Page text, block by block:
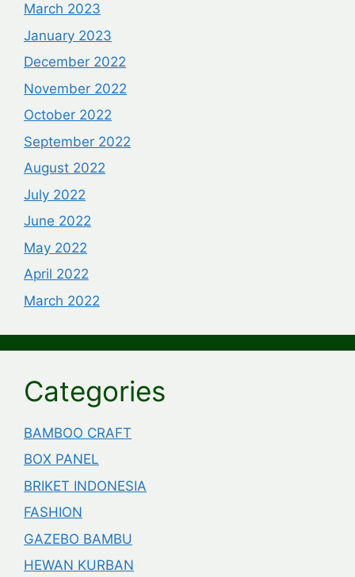
March 2023
January 2023
December 2022
November 2022
October 2022
September 2022
August 2022
July 2022
June 2022
May 2022
April 2022
March 2022
Categories
BAMBOO CRAFT
BOX PANEL
BRIKET INDONESIA
FASHION
GAZEBO BAMBU
HEWAN KURBAN